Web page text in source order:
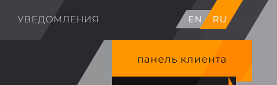
УВЕДОМЛЕНИЯ EN RU
панель клиента